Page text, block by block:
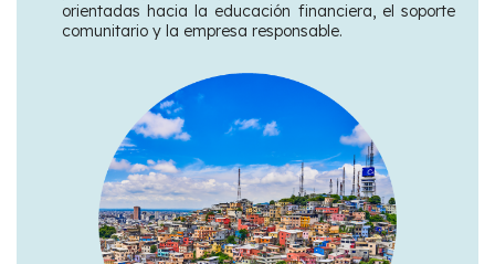
orientadas hacia la educación financiera, el soporte
comunitario y la empresa responsable.